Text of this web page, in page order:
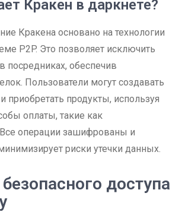
Кракен в даркнете?
Кракена основано на технологии
P2P. Это позволяет исключить
посредниках, обеспечив
Пользователи могут создавать
приобретать продукты, используя
оплаты, такие как
операции зашифрованы и
риски утечки данных.
доступа